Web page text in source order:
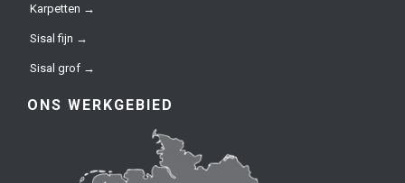
Karpetten →
Sisal fijn →
Sisal grof →
ONS WERKGEBIED